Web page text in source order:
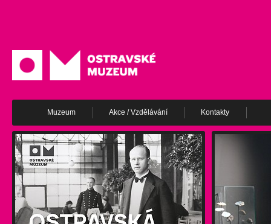
Muzeum Akce / Vzdělávání Kontakty